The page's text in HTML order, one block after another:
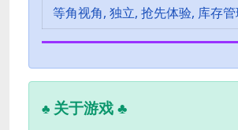
等角视角, 独立, 抢先体验, 库存
♣ 关于游戏 ♣